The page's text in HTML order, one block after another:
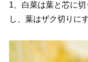
1、白菜は葉と芯に
し、葉はザク切りにす